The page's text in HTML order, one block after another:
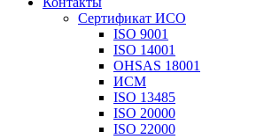
Сертификат ИСО
ISO 9001
ISO 14001
OHSAS 18001
ИСМ
ISO 13485
ISO 20000
ISO 22000